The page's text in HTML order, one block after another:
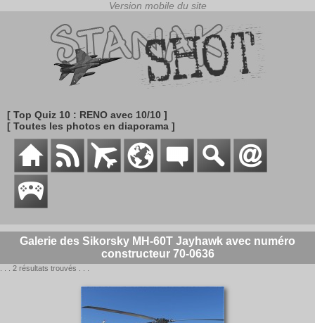
[ Top Quiz 10 : RENO avec 10/10 ]
[ Toutes les photos en diaporama ]
Galerie des Sikorsky MH-60T Jayhawk avec numéro
constructeur 70-0636
. . . 2 résultats trouvés . . .